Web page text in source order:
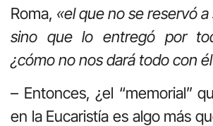
Roma, «el que no se reservó
sino que lo entregó por
¿cómo no nos dará todo con
– Entonces, ¿el “memorial”
en la Eucaristía es algo más